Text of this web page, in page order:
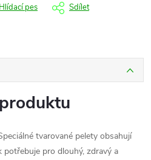
Hlídací pes Sdílet
tvarované pelety obsahují
potřebuje pro dlouhý, zdravý a